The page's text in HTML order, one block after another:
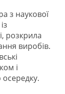
з наукової
розкрила
виробів.
і